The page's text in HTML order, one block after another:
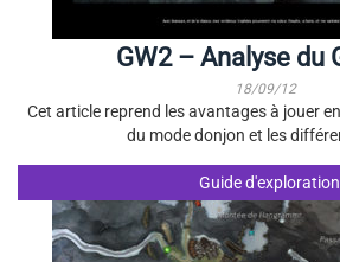
GW2 – Analyse du
18/09/12
Cet article reprend les avantages à jouer
du mode donjon et les
Guide d'exploration